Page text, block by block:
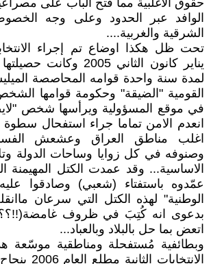
حقوق الاغلبية مما فتح الباب على
الوافد عبر الحدود وعلى وجه
الشرقية والغربية....
تحت ظل هكذا اوضاع تم إجراء
يناير كانون الثاني 2005
لمدة سنة واحدة قوامه المحاصصة
القومية "الضيقة" وحكومة قوامها
في موقع المسؤولية ويرأسها شخص
انعدم الامن تماما جراء استفحال
اغلب مناطق العراق وعشعش
وصنوفه في كل زوايا وساحات الدولة
الاساسية... وقد عمدت الكتل المهيمنة
عمّدوه باستفتاء (شعبي) وصادقوا
الوطنية" لهذه الكتل التي سرعان
بدعوى انه كُتِبَ في ظروف
اتعض بما حل بالبلاد وبالعباد...
وبطائفية مُستفحلة ومناطقية موسّعة
الانتخابات